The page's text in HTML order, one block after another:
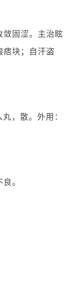
敛固涩。主治眩
痞块；自汗盗
，散。外用：
。